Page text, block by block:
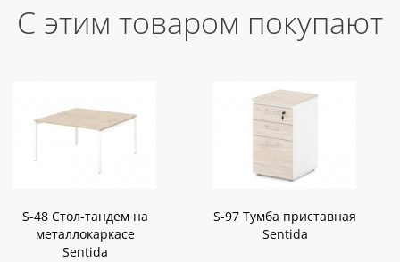
С этим товаром покупают
S-48 Стол-тандем на
металлокаркасе
Sentida
S-97 Тумба приставная
Sentida